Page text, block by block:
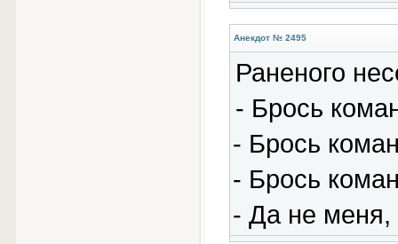
Анекдот № 2495
Раненого
- Брось
- Брось
- Брось
- Да не